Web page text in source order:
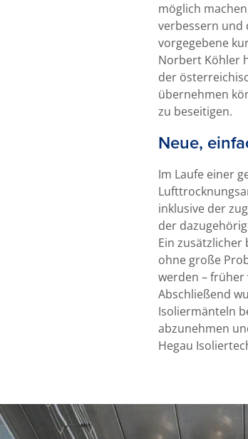
möglich
verbessern und
vorgegebene
Norbert Köhler
der
übernehmen
zu beseitigen.
Neue,
Im Laufe einer
inklusive der
der
Ein
ohne große
werden –
Abschließend
Isoliermänteln
abzunehmen
Hegau